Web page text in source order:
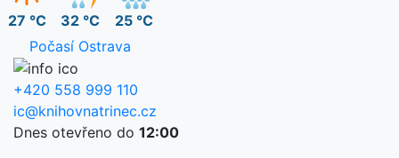
27 °C 32 °C
25 °C
Počasí Ostrava
+420 558 999 110
ic@knihovnatrinec.cz
Dnes otevřeno do 12:00